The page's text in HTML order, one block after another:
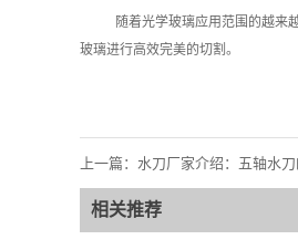
随着光学玻璃应用范围的越来
玻璃进行高效完美的切割。
上一篇： 水刀厂家介绍：五轴水
相关推荐